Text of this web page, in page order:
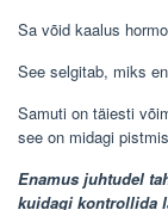
Sa võid kaalus
See selgitab, miks
Samuti on täiesti
see on midagi
Enamus juhtudel
kuidagi kontrollida